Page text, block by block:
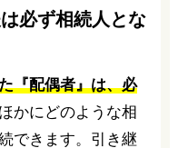
必ず相続人とな
『配偶者』は、必
かにどのような相
できます。引き継